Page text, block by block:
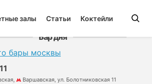
залы Статьи Коктейли
Бар дня
Варшавская, ул. Болотниковская 11